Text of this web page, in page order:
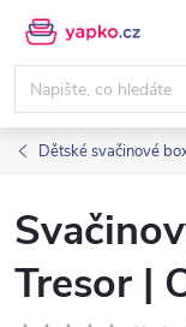
Přejít
obsah
Dětské svačinové
Tresor |